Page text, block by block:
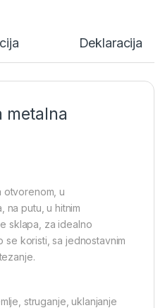
Deklaracija
metalna
otvorenom, u
na putu, u hitnim
sklapa, za idealno
se koristi, sa jednostavnim
struganje, uklanjanje